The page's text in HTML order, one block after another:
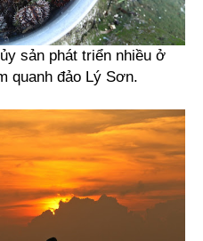
sản phát triển nhiều ở
quanh đảo Lý Sơn.